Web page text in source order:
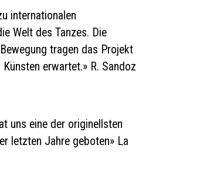
internationalen
Welt des Tanzes. Die
tragen das Projekt
erwartet.» R. Sandoz
uns eine der originellsten
letzten Jahre geboten» La